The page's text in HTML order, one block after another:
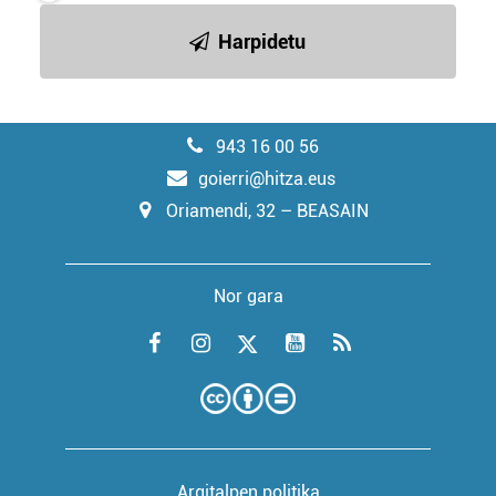
Harpidetu
943 16 00 56
goierri@hitza.eus
Oriamendi, 32 – BEASAIN
Nor gara